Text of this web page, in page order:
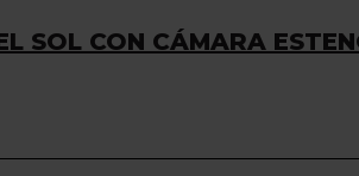
SOL CON CÁMARA